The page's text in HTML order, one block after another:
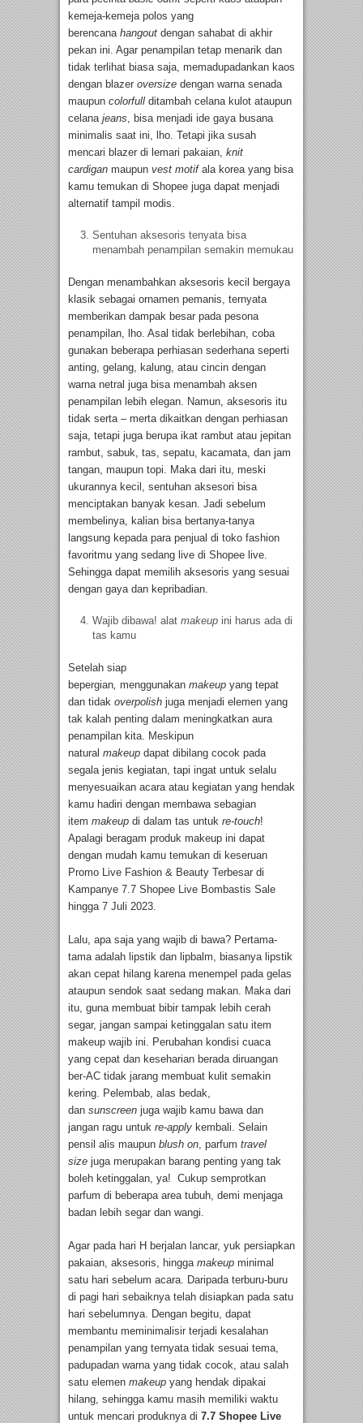
kemeja-kemeja polos yang
berencana hangout dengan sahabat di akhir
pekan ini. Agar penampilan tetap menarik dan
tidak terlihat biasa saja, memadupadankan kaos
dengan blazer oversize dengan warna senada
maupun colorfull ditambah celana kulot ataupun
celana jeans , bisa menjadi ide gaya busana
minimalis saat ini, lho. Tetapi jika susah
mencari blazer di lemari pakaian, knit
cardigan maupun vest motifala korea yang bisa
kamu temukan di Shopee juga dapat menjadi
alternatif tampil modis.
Sentuhan aksesoris tenyata bisa
menambah penampilan semakin memukau
Dengan menambahkan aksesoris kecil bergaya
klasik sebagai ornamen pemanis, ternyata
memberikan dampak besar pada pesona
penampilan, lho. Asal tidak berlebihan, coba
gunakan beberapa perhiasan sederhana seperti
anting, gelang, kalung, atau cincin dengan
warna netral juga bisa menambah aksen
penampilan lebih elegan. Namun, aksesoris itu
tidak serta – merta dikaitkan dengan perhiasan
saja, tetapi juga berupa ikat rambut atau jepitan
rambut, sabuk, tas, sepatu, kacamata, dan jam
tangan, maupun topi. Maka dari itu, meski
ukurannya kecil, sentuhan aksesori bisa
menciptakan banyak kesan. Jadi sebelum
membelinya, kalian bisa bertanya-tanya
langsung kepada para penjual di toko fashion
favoritmu yang sedang live di Shopee live.
Sehingga dapat memilih aksesoris yang sesuai
dengan gaya dan kepribadian.
Wajib dibawa! alat makeup ini harus ada di
tas kamu
Setelah siap
bepergian menggunakan makeup yang tepat
dan tidak overpolish juga menjadi elemen yang
tak kalah penting dalam meningkatkan aura
penampilan kita. Meskipun
natural makeup dapat dibilang cocok pada
segala jenis kegiatan, tapi ingat untuk selalu
menyesuaikan acara atau kegiatan yang hendak
kamu hadiri dengan membawa sebagian
item makeup di dalam tas untuk re-touch!
Apalagi beragam produk makeup ini dapat
dengan mudah kamu temukan di keseruan
Promo Live Fashion & Beauty Terbesar di
Kampanye 7.7 Shopee Live Bombastis Sale
hingga 7 Juli 2023.
Lalu, apa saja yang wajib di bawa? Pertama-
tama adalah lipstik dan lipbalm, biasanya lipstik
akan cepat hilang karena menempel pada gelas
ataupun sendok saat sedang makan. Maka dari
itu, guna membuat bibir tampak lebih cerah
segar, jangan sampai ketinggalan satu item
makeup wajib ini. Perubahan kondisi cuaca
yang cepat dan keseharian berada diruangan
ber-AC tidak jarang membuat kulit semakin
kering. Pelembab, alas bedak,
dan sunscreen juga wajib kamu bawa dan
jangan ragu untuk re-apply kembali. Selain
pensil alis maupun blush on , parfum travel
size juga merupakan barang penting yang tak
boleh ketinggalan, ya! Cukup semprotkan
parfum di beberapa area tubuh, demi menjaga
badan lebih segar dan wangi.
Agar pada hari H berjalan lancar, yuk persiapkan
pakaian, aksesoris, hingga makeup minimal
satu hari sebelum acara. Daripada terburu-buru
di pagi hari sebaiknya telah disiapkan pada satu
hari sebelumnya. Dengan begitu, dapat
membantu meminimalisir terjadi kesalahan
penampilan yang ternyata tidak sesuai tema,
padupadan warna yang tidak cocok, atau salah
satu elemen makeup yang hendak dipakai
hilang, sehingga kamu masih memiliki waktu
untuk mencari produknya di 7.7 Shopee Live